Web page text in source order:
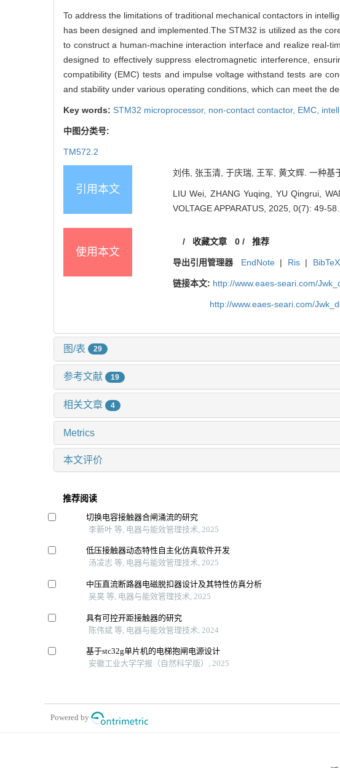
To address the limitations of traditional mechanical contactors in
has been designed and implemented.The STM32 is utilized as the
to construct a human-machine interaction interface and realize real-
designed to effectively suppress electromagnetic interference,
compatibility (EMC) tests and impulse voltage withstand tests are
and stability under various operating conditions, which can meet the
Key words: STM32 microprocessor, non-contact contactor, EMC,
中图分类号:
TM572.2
引用本文
刘伟, 张玉清, 于庆瑞, 王军, 黄文辉. 一种
LIU Wei, ZHANG Yuqing, YU Qingrui,
VOLTAGE APPARATUS, 2025, 0(7): 49-58.
使用本文
/ 收藏文章 0/ 推荐
导出引用管理器 EndNote | Ris | BibTeX
链接本文: http://www.eaes-seari.com/
http://www.eaes-seari.com/
图/表 29
参考文献 19
相关文章 4
Metrics
本文评价
推荐阅读
切换电容接触器合闸涌流的研究
李新叶 等, 电器与能效管理技术, 2025
低压接触器动态特性自主化仿真软件开发
汤凌志 等, 电器与能效管理技术, 2025
中压直流断路器电磁脱扣器设计及其特性仿真分析
吴昊 等, 电器与能效管理技术, 2025
具有可控开距接触器的研究
陈伟斌 等, 电器与能效管理技术, 2024
基于stc32g单片机的电梯抱闸电源设计
安徽工业大学学报（自然科学版）, 2025
Powered by